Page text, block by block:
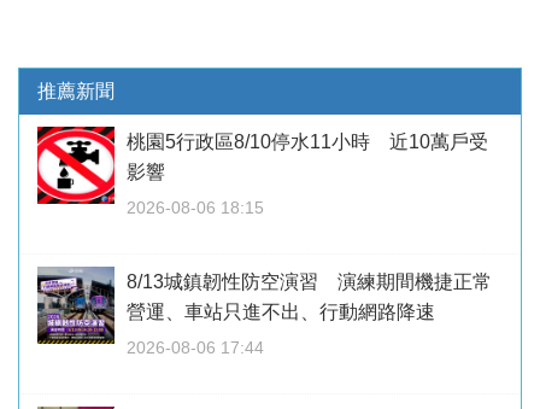
推薦新聞
桃園5行政區8/10停水11小時 近10萬戶受
影響
2026-08-06 18:15
8/13城鎮韌性防空演習 演練期間機捷正常
營運、車站只進不出、行動網路降速
2026-08-06 17:44